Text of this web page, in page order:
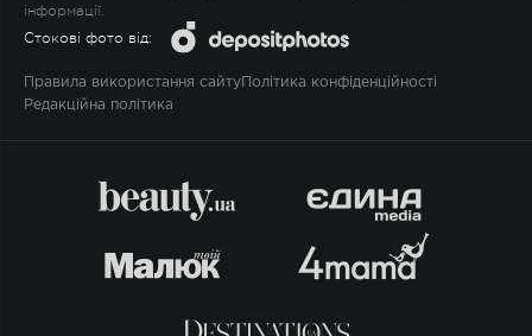
інформації.
Стокові фото від:
Правила використання сайту Політика конфіденційності
Редакційна політика